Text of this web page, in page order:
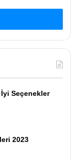
Seçenekler
2023